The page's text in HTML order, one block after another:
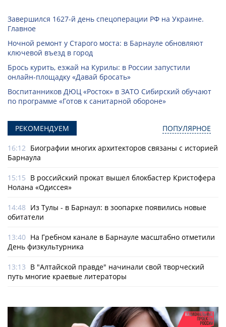
Завершился 1627-й день спецоперации РФ на Украине.
Главное
Ночной ремонт у Старого моста: в Барнауле обновляют
ключевой въезд в город
Брось курить, езжай на Курилы: в России запустили
онлайн-­площадку «Давай бросать»
Воспитанников ДЮЦ «Росток» в ЗАТО Сибирский обучают
по программе «Готов к санитарной обороне»
РЕКОМЕНДУЕМ ПОПУЛЯРНОЕ
16:12 Биографии многих архитекторов связаны с историей
Барнаула
15:15 В российский прокат вышел блокбастер Кристофера
Нолана «Одиссея»
14:48 Из Тулы - в Барнаул: в зоопарке появились новые
обитатели
13:40 На Гребном канале в Барнауле масштабно отметили
День физкультурника
13:13 В "Алтайской правде" начинали свой творческий
путь многие краевые литераторы